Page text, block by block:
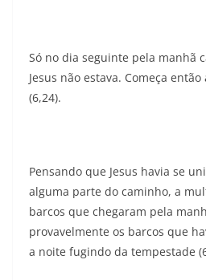
Só no dia seguinte pela manhã
Jesus não estava. Começa
(6,24).
Pensando que Jesus havia se
alguma parte do caminho, a
barcos que chegaram pela
provavelmente os barcos que
a noite fugindo da tempestade